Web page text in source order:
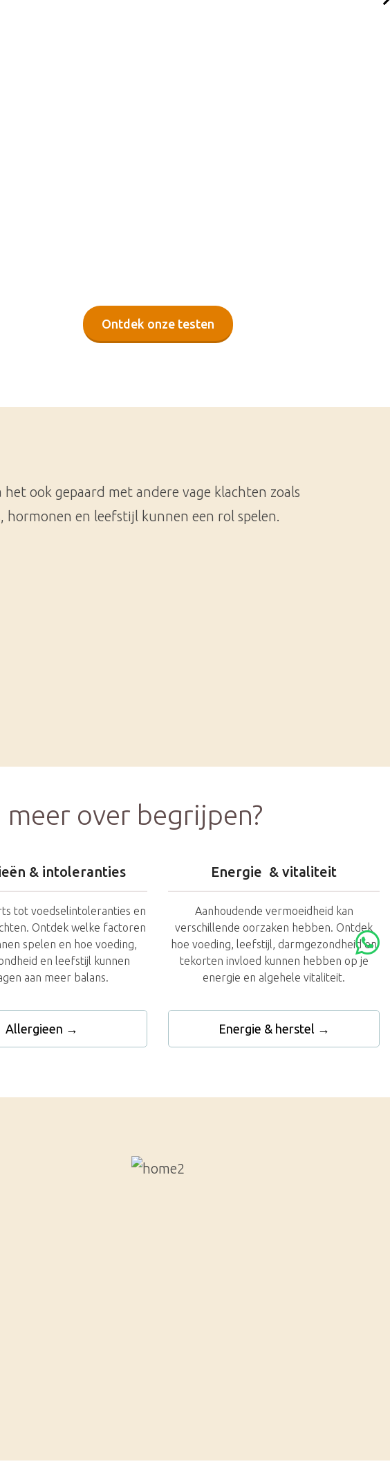
Ontdek onze testen
ook gepaard met andere vage klachten zoals
hormonen en leefstijl kunnen een rol spelen.
over begrijpen?
& intoleranties
tot voedselintoleranties en
Ontdek welke factoren
spelen en hoe voeding,
en leefstijl kunnen
aan meer balans.
Allergieen →
Energie & vitaliteit
Aanhoudende vermoeidheid kan
verschillende oorzaken hebben. Ontdek
hoe voeding, leefstijl, darmgezondheid en
tekorten invloed kunnen hebben op je
energie en algehele vitaliteit.
Energie & herstel →